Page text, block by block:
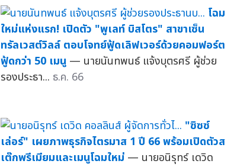
โฉม
ใหม่แห่งแรก! เปิดตัว "พูเลท์ บิสโตร" สาขาเซ็น
ทรัลเวสต์วิลล์ ตอบโจทย์ฟู้ดเลิฟเวอร์ด้วยคอมฟอร์ต
ฟู้ดกว่า 50 เมนู — นายนันทพนธ์ แจ้งบุตรศรี ผู้ช่วย
รองประธา... ธ.ค. 66
"ซิซซ์
เล่อร์" เผยภาพธุรกิจไตรมาส 1 ปี 66 พร้อมเปิดตัวส
เต๊กพรีเมียมและเมนูโฉมใหม่ — นายอนิรุทร์ เดวิด